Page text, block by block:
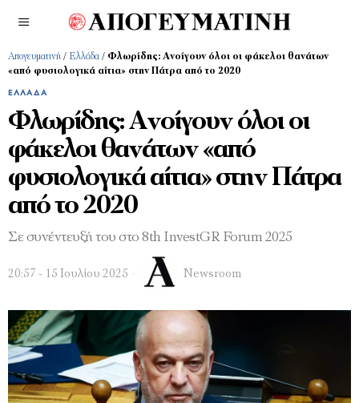
Απογευματινή / Ελλάδα / Φλωρίδης: Ανοίγουν όλοι οι φάκελοι θανάτων
«από φυσιολογικά αίτια» στην Πάτρα από το 2020
ΕΛΛΆΔΑ
Φλωρίδης: Ανοίγουν όλοι οι
φάκελοι θανάτων «από
φυσιολογικά αίτια» στην Πάτρα
από το 2020
Σε συνέντευξή του στο 8th InvestGR Forum 2025
20:57 - 15 Ιουλίου 2025 Newsroom